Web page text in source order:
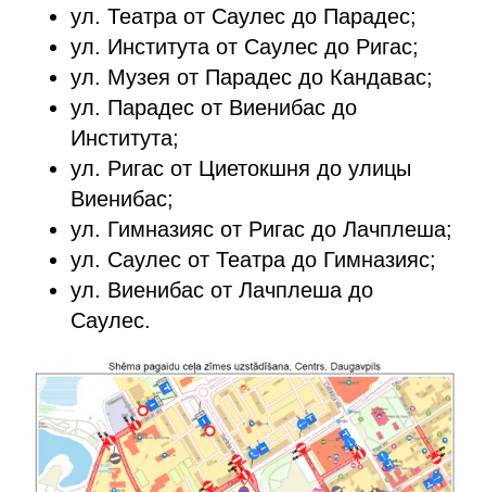
ул. Театра от Саулес до Парадес;
ул. Института от Саулес до Ригас;
ул. Музея от Парадес до Кандавас;
ул. Парадес от Виенибас до
Института;
ул. Ригас от Циетокшня до улицы
Виенибас;
ул. Гимназияс от Ригас до Лачплеша;
ул. Саулес от Театра до Гимназияс;
ул. Виенибас от Лачплеша до
Саулес.